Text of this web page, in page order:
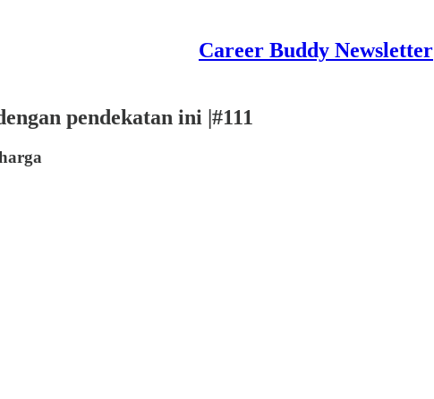
Career Buddy Newsletter
pendekatan ini |#111